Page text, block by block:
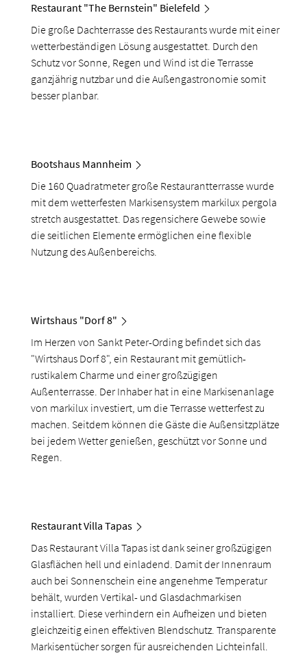
Restaurant "The Bernstein" Bielefeld
Die große Dachterrasse des Restaurants wurde mit einer
wetterbeständigen Lösung ausgestattet. Durch den
Schutz vor Sonne, Regen und Wind ist die Terrasse
ganzjährig nutzbar und die Außengastronomie somit
besser planbar.
Bootshaus Mannheim
Die 160 Quadratmeter große Restaurantterrasse wurde
mit dem wetterfesten Markisensystem markilux pergola
stretch ausgestattet. Das regensichere Gewebe sowie
die seitlichen Elemente ermöglichen eine flexible
Nutzung des Außenbereichs.
Wirtshaus "Dorf 8"
Im Herzen von Sankt Peter-Ording befindet sich das
"Wirtshaus Dorf 8", ein Restaurant mit gemütlich-
rustikalem Charme und einer großzügigen
Außenterrasse. Der Inhaber hat in eine Markisenanlage
von markilux investiert, um die Terrasse wetterfest zu
machen. Seitdem können die Gäste die Außensitzplätze
bei jedem Wetter genießen, geschützt vor Sonne und
Regen.
Restaurant Villa Tapas
Das Restaurant Villa Tapas ist dank seiner großzügigen
Glasflächen hell und einladend. Damit der Innenraum
auch bei Sonnenschein eine angenehme Temperatur
behält, wurden Vertikal- und Glasdachmarkisen
installiert. Diese verhindern ein Aufheizen und bieten
gleichzeitig einen effektiven Blendschutz. Transparente
Markisentücher sorgen für ausreichenden Lichteinfall.